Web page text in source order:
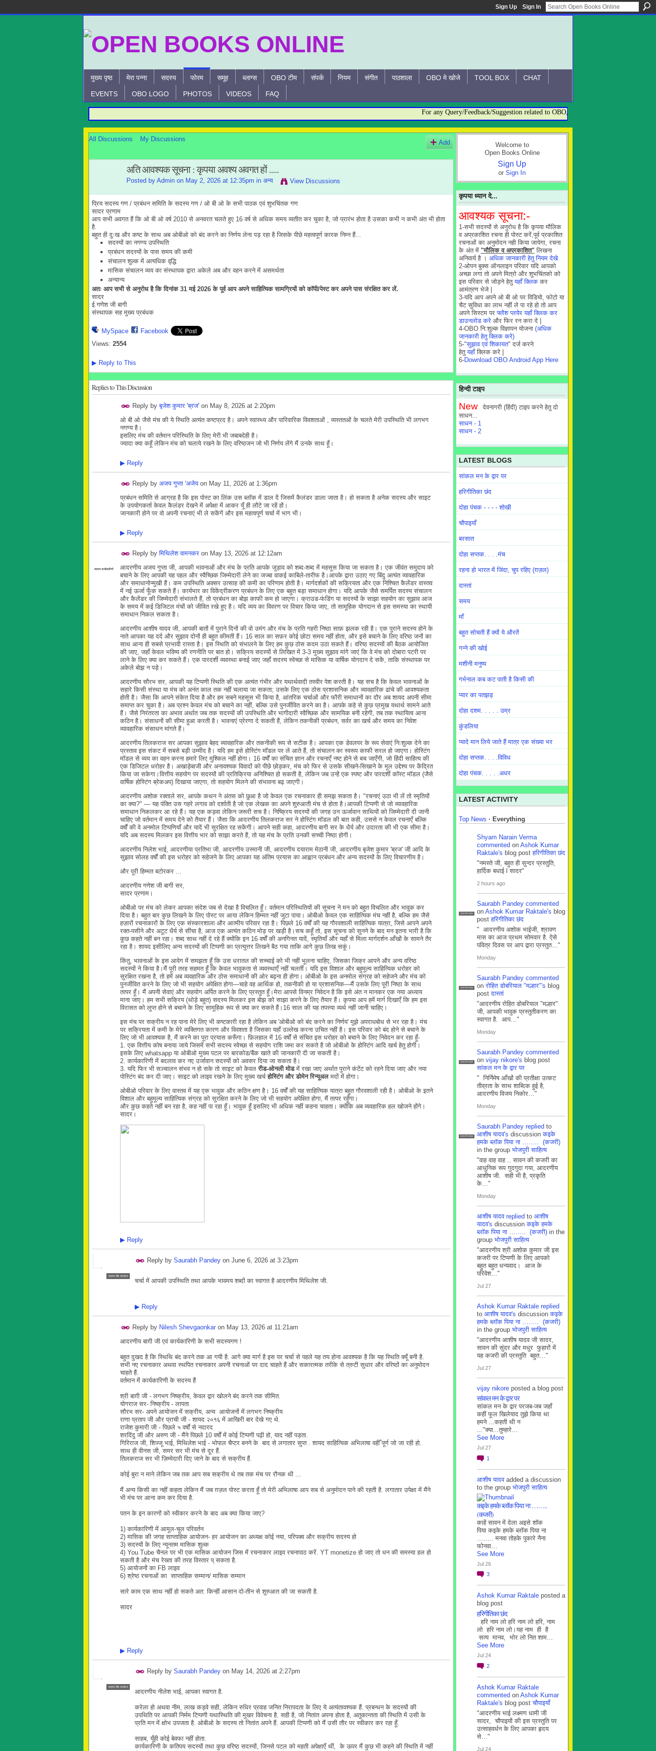
Sign Up Sign In
मुख्य पृष्ठ मेरा पन्ना सदस्य फोरम समूह ब्लाग्स OBO टीम संपर्क नियम संगीत पाठशाला OBO मे खोजे TOOL BOX CHAT
EVENTS OBO LOGO PHOTOS VIDEOS FAQ
For any Query/Feedback/Suggestion related to OBO, please contact:-
All Discussions My Discussions Add
अति आवश्यक सूचना : कृपया अवश्य अवगत हों .....
Posted by Admin on May 2, 2026 at 12:35pm in अन्य View Discussions
प्रिय सदस्य गण / प्रबंधन समिति के सदस्य गण / ओ बी ओ के सभी पाठक एवं शुभचिंतक गण
सादर प्रणाम
आप सभी अवगत हैं कि ओ बी ओ वर्ष 2010 से अनवरत चलते हुए 16 वर्ष से अधिक समय व्यतीत कर चुका है, जो प्रारंभ होता है उसका कभी न कभी अंत भी होता
है.
बहुत ही दुःख और कष्ट के साथ अब ओबीओ को बंद करने का निर्णय लेना पड़ रहा है जिसके पीछे महत्वपूर्ण कारक निम्न हैं...
सदस्यों का नगण्य उपस्थिति
प्रबंधन सदस्यों के पास समय की कमी
संचालन शुल्क में अत्यधिक वृद्धि
मासिक संचालन व्यय का संस्थापक द्वारा अकेले अब और वहन करने में असमर्थता
अन्यान्य
अतः आप सभी से अनुरोध है कि दिनांक 31 मई 2026 के पूर्व आप अपने साहित्यिक सामग्रियों को कॉपी/पेस्ट कर अपने पास संरक्षित कर लें.
सादर
ई.गणेश जी बागी
संस्थापक सह मुख्य प्रबंधक
MySpace
Facebook
Views: 2554
▶ Reply to This
Replies to This Discussion
Reply byबृजेश कुमार 'ब्रज' on May 8, 2026 at 2:20pm
ओ बी ओ जैसे मंच की ये स्थिति अत्यंत कष्टप्रद है। अपने स्वास्थ्य और पारिवारिक विवशताओं , व्यस्ततओं के चलते मेरी उपस्थिति भी लगभग
नगण्य है।
इसलिए मंच की वर्तमान परिस्थिति के लिए मेरी भी जबाबदेही है।
ज्यादा क्या कहूँ लेकिन मंच को चलाये रखने के लिए वरिष्ठजन जो भी निर्णय लेंगे मैं उनके साथ हूँ।
▶ Reply
Reply by अजय गुप्ता 'अजेयon May 11, 2026 at 1:36pm
प्रबंधन समिति से आग्रह है कि इस पोस्ट का लिंक उस ब्लॉक में डाल दें जिसमें कैलंडर डाला जाता है। हो सकता है अनेक सदस्य और साइट
के उपयोगकर्ता केवल कैलंडर देखने में अपेक्षा में आकर यूँ ही लौटे जा रहें हों।
जानकारी होने पर वो अपनी रचनाएं भी ले सकेंगें और इस महत्वपूर्ण चर्चा में भाग भी।
▶ Reply
सदस्य कार्यकारिणी
Reply byमिथिलेश वामनकर on May 13, 2026 at 12:12am
आदरणीय अजय गुप्ता जी, आपकी भावनाओं और मंच के प्रति आपके जुड़ाव को शब्द-शब्द में महसूस किया जा सकता है। एक जीवंत समुदाय को
बचाने के लिए आपकी यह पहल और स्वैच्छिक जिम्मेदारी लेने का जज्बा वाकई काबिले-तारीफ है।आपके द्वारा उठाए गए बिंदु अत्यंत व्यावहारिक
और समाधानोन्मुखी हैं। कम उपस्थिति अक्सर उत्साह की कमी का परिणाम होती है। मार्गदर्शकों की सक्रियता और एक निश्चित कैलेंडर वास्तव
में नई ऊर्जा फूँक सकते हैं। कार्यभार का विकेंद्रीकरण प्रबंधन के लिए एक बहुत बड़ा समाधान होगा। यदि आपके जैसे समर्पित सदस्य संचालन
और कैलेंडर की जिम्मेदारी संभालते हैं, तो प्रबंधन का बोझ काफी कम हो जाएगा। क्राउड-फंडिंग या सदस्यों के साझा सहयोग का सुझाव आज
के समय में कई डिजिटल मंचों को जीवित रखे हुए है। यदि व्यय का विवरण पर विचार किया जाए, तो सामूहिक योगदान से इस समस्या का स्थायी
समाधान निकल सकता है।
आदरणीय आशीष यादव जी, आपकी बातों में पुराने दिनों की वो उमंग और मंच के प्रति गहरी निष्ठा साफ़ झलक रही है। एक पुराने सदस्य होने के
नाते आपका यह दर्द और सुझाव दोनों ही बहुत कीमती हैं। 16 साल का सफ़र कोई छोटा समय नहीं होता, और इसे बचाने के लिए वरिष्ठ जनों का
साथ आना ही सबसे प्रभावी रास्ता है। इस स्थिति को संभालने के लिए हम कुछ ठोस कदम उठा सकते हैं। वरिष्ठ सदस्यों की बैठक आयोजित
की जाए, जहाँ केवल भविष्य की रणनीति पर बात हो। सक्रिय सदस्यों से लिखित में 3-3 मुख्य सुझाव मांगे जाएं कि वे मंच को दोबारा पटरी पर
लाने के लिए क्या कर सकते हैं। एक पारदर्शी व्यवस्था बनाई जाए जहाँ सदस्य स्वेच्छा से मासिक या वार्षिक योगदान दे सकें, ताकि संस्थापक पर
अकेले बोझ न पड़े।
आदरणीय सौरभ सर, आपकी यह टिप्पणी स्थिति की एक अत्यंत गंभीर और यथार्थवादी तस्वीर पेश करती है। यह सच है कि केवल भावनाओं के
सहारे किसी संस्था या मंच को अनंत काल तक नहीं चलाया जा सकता; उसके लिए एक ठोस प्रशासनिक और व्यावहारिक ढांचे की आवश्यकता
होती है। जैसा कि आपने संकेत दिया है और हम सबने महसूस भी किया है, आंतरिक चर्चाओं और फौरी समाधानों का दौर अब शायद अपनी सीमा
समाप्त कर चुका है। अब प्रश्न केवल मंच को बचाने का नहीं, बल्कि उसे पुनर्जीवित करने का है। आपके कहे से कुछ प्रमुख यथार्थ सामने आते
हैं। जैसे निरंतरता का अभाव अर्थात जब तक सदस्यों की उपस्थिति और भागीदारी स्वैच्छिक और सामयिक बनी रहेगी, तब तक स्थायित्व आना
कठिन है। संसाधनों की सीमा हुआ करती है। भावनाएं प्रेरणा दे सकती हैं, लेकिन तकनीकी प्रबंधन, सर्वर का खर्च और समय का निवेश
व्यावहारिक संसाधन मांगते हैं।
आदरणीय तिलकराज सर आपका सुझाव बेहद व्यावहारिक और तकनीकी रूप से सटीक है। आपका एक डेवलपर के रूप सेवाएं निःशुल्क देने का
प्रस्ताव इस संकट में सबसे बड़ी उम्मीद है। यदि हम इसे होस्टिंग मॉडल पर ले आते हैं, तो संचालन का स्वरूप काफी सरल हो जाएगा। होस्टिंग
मॉडल से व्यय का वहन करना हमारे लिए मुश्किल नहीं होगा। 16 वर्षों का संचित ज्ञान और रचनाएँ नष्ट होने से बच जाएँगी, जो हिंदी साहित्य की
एक डिजिटल धरोहर है। अखाड़ेबाजी और अनावश्यक विवादों को पीछे छोड़कर, मंच को फिर से उसके सीखने-सिखाने के मूल उद्देश्य पर केंद्रित
किया जा सकेगा।वित्तीय सहयोग पर सदस्यों की प्रतिक्रिया अनिश्चित हो सकती है, लेकिन जब उन्हें एक स्पष्ट और पारदर्शी कॉस्ट मॉडल (जैसे
वार्षिक होस्टिंग ब्रेकअप) दिखाया जाएगा, तो सहयोग मिलने की संभावना बढ़ जाएगी।
आदरणीय अशोक रक्ताले सर, आपके कथन ने अंतस को छुआ है जो केवल एक रचनाकार ही समझ सकता है। "रचनाएं उठा भी लें तो स्मृतियों
का क्या?" — यह पंक्ति उस गहरे लगाव को दर्शाती है जो एक लेखक का अपने शुरुआती मंच से होता है।आपकी टिप्पणी से जो व्यावहारिक
समाधान निकलकर आ रहे हैं। यह एक कड़वा लेकिन जरूरी सच है। निष्क्रिय सदस्यों की जगह उन ऊर्जावान साथियों को जिम्मेदारी दी जानी
चाहिए जो वर्तमान में समय देने को तैयार हैं। जैसा कि आदरणीय तिलकराज सर ने होस्टिंग मॉडल की बात कही, उससे न केवल रचनाएँ बल्कि
वर्षों की वे अनमोल टिप्पणियाँ और यादें भी सुरक्षित रह सकेंगी। आपने सही कहा, आदरणीय बागी सर के धैर्य और उदारता की भी एक सीमा है।
यदि अब सदस्य मिलकर इस वित्तीय भार को साझा करते हैं, तो यह मंच के प्रति उनकी सच्ची निष्ठा होगी।
आदरणीय निलेश भाई, आदरणीया प्रतिभा जी, आदरणीय उस्मानी जी, आदरणीय दयाराम मेठानी जी, आदरणीय बृजेश कुमार 'ब्रज' जी आदि के
सुझाव सोलह वर्षों की इस धरोहर को सहेजने के लिए आपका यह अंतिम प्रयास का आह्वान प्रबंधन और अन्य सदस्यों के लिए विचारणीय है।
और पूरी हिम्मत बटोरकर ...
आदरणीय गणेश जी बागी सर,
सादर प्रणाम।
ओबीओ पर मंच को लेकर आपका संदेश जब से देखा है विचलित हूँ। वर्तमान परिस्थितियों की सूचना ने मन को बहुत विचलित और भावुक कर
दिया है। बहुत बार कुछ लिखने के लिए पोस्ट पर आया लेकिन हिम्मत नहीं जुटा पाया। ओबीओ केवल एक साहित्यिक मंच नहीं है, बल्कि हम जैसे
हज़ारों रचनाकारों के लिए एक संस्कारशाला और आत्मीय परिवार रहा है। पिछले 16 वर्षों की यह गौरवशाली साहित्यिक यात्रा, जिसे आपने अपने
रक्त-पसीने और अटूट धैर्य से सींचा है, आज एक अत्यंत कठिन मोड़ पर खड़ी है।सच कहूँ तो, इस सूचना को सुनने के बाद मन इतना भारी है कि
कुछ कहते नहीं बन रहा। शब्द साथ नहीं दे रहे हैं क्योंकि इन 16 वर्षों की अनगिनत यादें, स्मृतियाँ और यहाँ से मिला मार्गदर्शन आँखों के सामने तैर
रहा है। शायद इसीलिए अन्य सदस्यों की टिप्पणी का प्रत्युत्तर लिखने बैठ गया ताकि आगे कुछ लिख सकूं।
किंतु, भावनाओं के इस आवेग में समझता हूँ कि उस धरातल की सच्चाई को भी नहीं भूलना चाहिए, जिसका जिक्र आपने और अन्य वरिष्ठ
सदस्यों ने किया है।मैं पूरी तरह सहमत हूँ कि केवल भावुकता से व्यवस्थाएँ नहीं चलतीं। यदि इस विशाल और बहुमूल्य साहित्यिक धरोहर को
सुरक्षित रखना है, तो हमें अब व्यवहारिक और ठोस समाधानों की ओर बढ़ना ही होगा। ओबीओ के इस अनमोल संग्रह को सहेजने और मंच को
पुनर्जीवित करने के लिए जो भी सहयोग अपेक्षित होगा—चाहे वह आर्थिक हो, तकनीकी हो या प्रशासनिक—मैं उसके लिए पूरी निष्ठा के साथ
तत्पर हूँ। मैं अपनी सेवाएं और सहयोग अर्पित करने के लिए प्रस्तुत हूँ।मेरा आपसे विनम्र निवेदन है कि इसे अंत न मानकर एक नया अध्याय
माना जाए। हम सभी सक्रिय (थोड़े बहुत) सदस्य मिलकर इस बोझ को साझा करने के लिए तैयार हैं। कृपया आप हमें मार्ग दिखाएँ कि हम इस
विरासत को लुप्त होने से बचाने के लिए सामूहिक रूप से क्या कर सकते हैं।16 साल की यह तपस्या व्यर्थ नहीं जानी चाहिए।
इस मंच पर सक्रीय न रह पाना मेरे लिए भी कष्टकारी रहा है लेकिन अब 'ओबीओ को बंद करने का निर्णय' मुझे अपराधबोध से भर रहा है। मंच
पर सक्रियता में कमी के मेरे व्यक्तिगत कारण और विवशता है जिसका यहाँ उल्लेख करना उचित नहीं है। इस परिवार को बंद होने से बचाने के
लिए जो भी आवश्यक है, मैं करने का पूरा प्रयास करूँगा। फ़िलहाल में 16 वर्षों से संचित इस धरोहर को बचाने के लिए निवेदन कर रहा हूँ-
1. एक वित्तीय कोष बनाया जाये जिसमें सभी सदस्य स्वेच्छा से सहयोग राशि जमा कर सकते है जो ओबीओ के होस्टिंग आदि खर्च हेतु होगी।
इसके लिए whatsapp या ओबीओ मुख्य पटल पर बारकोड/बैंक खाते की जानकारी दी जा सकती है।
2. कार्यकारिणी में बदलाव कर नए उर्जावान सदस्यों को अवसर दिया जा सकता है।
3. यदि फिर भी सञ्चालन संभव न हो सके तो साइट को केवल रीड-ओनली मोडमें रखा जाए अर्थात पुराने कंटेंट को रहने दिया जाए और नया
पोस्टिंग बंद कर दी जाए। साइट को लाइव रखने के लिए मुख्य खर्च होस्टिंग और डोमेन रिन्यूअलमदों में होगा।
ओबीओ परिवार के लिए वास्तव में यह एक भावुक और कठिन क्षण है। 16 वर्षों की यह साहित्यिक यात्रा बहुत गौरवशाली रही है। ओबीओ के इतने
विशाल और बहुमूल्य साहित्यिक संग्रह को सुरक्षित करने के लिए जो भी सहयोग अपेक्षित होगा, मैं तत्पर रहूँगा।
और कुछ कहते नहीं बन रहा है, कह नहीं पा रहा हूँ। भावुक हूँ इसलिए भी अधिक नहीं कहना चाहता। क्योंकि अब व्यवहारिक हल खोजने होंगे।
सादर।
▶ Reply
सदस्य टीम प्रबंधन
Reply by Saurabh Pandey on June 6, 2026 at 3:23pm
चर्चा में आपकी उपस्थिति तथा आपके भावमय शब्दों का स्वागत है आदरणीय मिथिलेश जी.
▶ Reply
Reply by Nilesh Shevgaonkar on May 13, 2026 at 11:21am
आदरणीय बाग़ी जी एवं कार्यकारिणी के सभी सदस्यगण !
बहुत दुखद है कि स्थिथि बंद करने तक आ गयी है. आगे क्या मार्ग है इस पर चर्चा से पहले यह तय होना आवश्यक है कि यह स्थिति क्यूँ बनी है.
सभी नए रचनाकार अथवा स्थपित रचनाकार अपनी रचनाओं पर दाद चाहते हैं और सकारत्मक तरीके से त्रुटी सुधार और वरिष्ठों का अनुमोदन
चाहते हैं.
वर्तमान में कार्यकारिणी के सदस्य हैं
श्री बाग़ी जी - लगभग निष्क्रीय, केवल द्वार खोलने बंद करने तक सीमित.
योगराज सर- निष्क्रीय - लापता
सौरभ सर- अपने आयोजन में सक्रीय, अन्य आयोजनों में लगभग निष्क्रीय
राणा प्रताप जी और प्राची जी - शायद २०१६ में आखिरी बार देखे गए थे.
राजेश कुमारी जी - पिछले ५ वर्षों से नदारद
शरदिंदु जी और अरुण जी - मैंने पिछले 10 वर्षों में कोई टिप्पणी पढ़ी हो, याद नहीं पड़ता.
गिरिराज जी, शिज्जू भाई, मिथिलेश भाई - भोपाल चैप्टर बनने के बाद से लगातार सुप्त . शायद साहित्यिक अभिलाषा वहीँ पूर्ण जो जा रही हो.
साथ ही वीनस जी, समर सर भी मंच से दूर हैं.
तिलकराज सर भी ज़िम्मेदारी दिए जाने के बाद से सक्रीय हैं.
कोई बुरा न माने लेकिन जब तक आप सब सक्रीय थे तब तक मंच पर रौनक थी ...
मैं अन्य किसी का नहीं कहता लेकिन मैं जब ग़ज़ल पोस्ट करता हूँ तो मेरी अभिलाषा आप सब से अनुमोदन पाने की रहती है. लगातार उपेक्षा में मैंने
भी मंच पर आना कम कर दिया है.
पतन के इन कारणों को स्वीकार करने के बाद अब क्या किया जाए?
1) कार्यकारिणी में आमूल-चूल परिवर्तन
2) मासिक की जगह साप्ताहिक आयोजन- हर आयोजन का अध्यक्ष कोई नया, परिपक्व और सक्रीय सदस्य हो
3) सदस्यों के लिए न्यूनतम मासिक शुल्क
4) You Tube चैनल पर भी एक मासिक आयोजन जिस में रचनाकार लाइव रचनापाठ करें. YT monetize हो जाए तो धन की समस्या हल हो
सकती है और मंच रेख्ता की तरह विस्तार प् सकता है.
5) आयोजनों का FB लाइव
6) श्रेष्ठ रचनाओं का साप्ताहिक सम्मान/ मासिक सम्मान
सारे काम एक साथ नहीं हो सकते अत: किन्हीं आसान दो-तीन से शुरुआत की जा सकती है.
सादर
▶ Reply
सदस्य टीम प्रबंधन
Reply by Saurabh Pandey on May 14, 2026 at 2:27pm
आदरणीय नीलेश भाई, आपका स्वागत है.
करेला हो अथवा नीम, लाख कड़वे सही, लेकिन रुधिर प्रवाह जनित निरापदता के लिए ये अत्यंतावश्यक हैं. प्रबन्धन के सदस्यों की
उपथिति पर आपकी निर्मम टिप्पणी यथास्थिति की मुखर विवेचना है. सही है, जो नितांत अपना होता है, अतुकान्तता की स्थिति में उसी के
प्रति मन में क्षोभ उपजता है. ओबीओ के सदस्य तो नितांत अपने हैं. आपकी टिप्पणी को मैं उसी तौर पर स्वीकार कर रहा हूँ.
साहब, यूँही कोई बेवफा नहीं होता.
कार्यकारिणी के कतिपय सदस्यों तथा कुछ वरिष्ठ सदस्यों, जिनसे पटल को महती अपेक्षाएँ थीं, के ऊपर मैं कुछ भी कहने की स्थिति में नहीं
Welcome to
Open Books Online
Sign Up
or Sign In
कृपया ध्यान दे...
आवश्यक सूचना:-
1-सभी सदस्यों से अनुरोध है कि कृपया मौलिक
व अप्रकाशित रचना ही पोस्ट करें,पूर्व प्रकाशित
रचनाओं का अनुमोदन नही किया जायेगा, रचना
के अंत में "मौलिक व अप्रकाशित" लिखना
अनिवार्य है । अधिक जानकारी हेतु नियम देखे
2-ओपन बुक्स ऑनलाइन परिवार यदि आपको
अच्छा लगा तो अपने मित्रो और शुभचिंतको को
इस परिवार से जोड़ने हेतुयहाँ क्लिक कर
आमंत्रण भेजे |
3-यदि आप अपने ओ बी ओ पर विडियो, फोटो या
चैट सुविधा का लाभ नहीं ले पा रहे हो तो आप
अपने सिस्टम परफ्लैश प्लयेर यहाँ क्लिक कर
डाउनलोड करे और फिर रन करा दे |
4-OBO नि:शुल्क विज्ञापन योजना (अधिक
जानकारी हेतु क्लिक करे)
5-"सुझाव एवं शिकायत" दर्ज करने
हेतुयहाँक्लिक करे |
6-Download OBO Android App Here
हिन्दी टाइप
New
देवनागरी (हिंदी) टाइप करने हेतु दो
साधन...
साधन - 1
साधन - 2
LATEST BLOGS
सांकल मन के द्वार पर
हरिगीतिका छंद
दोहा पंचक - - - - शोखी
चौपाइयाँ
बरसात
दोहा सप्तक. . . .मंच
रहना हो भारत में जिंदा, चुप रहिए (ग़ज़ल)
दास्तां
समय
माँ
बहुत सोचती हैं क्यों ये औरतें
गन्ने की खोई
मशीनी मनुष्य
गर्भनाल कब कट पाती है किसी की
प्यार का पतझड़
दोहा दशम. . . . . उम्र
कुंडलिया
प्यादे मान लिये जाते हैं मात्र एक संख्या भर
दोहा सप्तक. . . .विविध
दोहा पंचक. . . . .अधर
LATEST ACTIVITY
Top News · Everything
Shyam Narain Verma
commented on Ashok Kumar
Raktale's blog postहरिगीतिका छंद
"नमस्ते जी, बहुत ही सुन्दर प्रस्तुति,
हार्दिक बधाई l सादर"
2 hours ago
सदस्य टीम प्रबंधन
Saurabh Pandey commented
on Ashok Kumar Raktale's blog
postहरिगीतिका छंद
" आदरणीय अशोक भाईजी, श्रावण
मास का आज प्रथम सोमवार है. ऐसे
पवित्र दिवस पर आप द्वारा प्रस्तुत…"
Monday
सदस्य टीम प्रबंधन
Saurabh Pandey commented
onरोहित डोबरियाल "मल्हार"'s blog
postदास्तां
"आदरणीय रोहित डोबरियाल "मल्हार"
जी, आपकी भावुक प्रस्तुतीकरण का
स्वागत है. आप…"
Monday
सदस्य टीम प्रबंधन
Saurabh Pandey commented
on vijay nikore's blog post
सांकल मन के द्वार पर
" निर्निमेष आँखों की प्रतीक्षा उत्कट
तीव्रता के साथ शाब्दिक हुई है,
आदरणीय विजय निकोर…"
Monday
सदस्य टीम प्रबंधन
Saurabh Pandey replied to
आशीष यादव's discussionकइके
हमके ब्लाॅक पिया ना …….. (कजरी)
in the group भोजपुरी साहित्य
"वाह वाह वाह .. सावन की कजरी का
आधुनिक रूप गुदगुदा गया, आदरणीय
आशीष जी. सही भी है, प्रकृति
के…"
Monday
आशीष यादव replied to आशीष
यादव's discussionकइके हमके
ब्लाॅक पिया ना …….. (कजरी) in the
group भोजपुरी साहित्य
"आदरणीय श्री अशोक कुमार जी इस
कजरी पर टिप्पणी के लिए आपको
बहुत बहुत धन्यवाद। आज के
परिवेश…"
Jul 27
Ashok Kumar Raktale replied
to आशीष यादव's discussionकइके
हमके ब्लाॅक पिया ना …….. (कजरी)
in the group भोजपुरी साहित्य
"आदरणीय आशीष यादव जी सादर,
सावन की सुंदर और मधुर फुहारों में
यह कजरी की प्रस्तुति बहुत…"
Jul 27
vijay nikore posted a blog post
सांकल मन के द्वार पर
सांकल मन के द्वार परजब-जब जहाँ
कहीं फूल खिलेयाद तुझे किया था
हमने ...कहती थी न
..."क्या...तुम्हारे…
See More
Jul 27
1
आशीष यादवadded a discussion
to the group भोजपुरी साहित्य
कइके हमके ब्लाॅक पिया ना ……..
(कजरी)
काहें सावन में देला अइसे शॉक
पिया कइके हमके ब्लाॅक पिया ना
…….. मनवा तोहके पुकारे नैना
फोनवा…
See More
Jul 26
3
Ashok Kumar Raktale posted a
blog post
हरिगीतिका छंद
हरि नाम लो हरि नाम लो हरि, नाम
लो हरि नाम लो।यह नाम ही है
सत्य मानव, भोर लो नित शाम…
See More
Jul 24
2
Ashok Kumar Raktale
commented on Ashok Kumar
Raktale's blog postचौपाइयाँ
"आदरणीय भाई लक्ष्मण धामी जी
सादर, चौपाइयों की इस प्रस्तुति पर
उत्साहवर्धन के लिए आपका हृदय
से…"
Jul 24